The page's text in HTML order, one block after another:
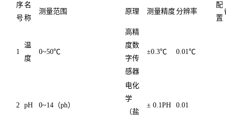
序
号
名
称
测量范围 原理 测量精度分辨率
配
置
1
温
度
0~50℃
高精
度数
字传
感器
±0.3℃ 0.01℃
2 pH 0~14（ph）
电化
学
（盐
± 0.1PH 0.01